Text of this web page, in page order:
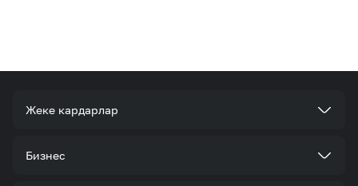
Жеке кардарлар
Тарифтер
Бизнес